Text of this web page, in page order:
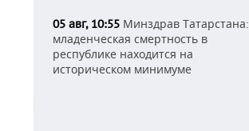
05 авг, 10:55 Минздрав Татарстана:
младенческая смертность в
республике находится на
историческом минимуме